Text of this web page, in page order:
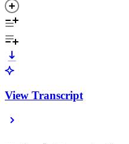
View Transcript